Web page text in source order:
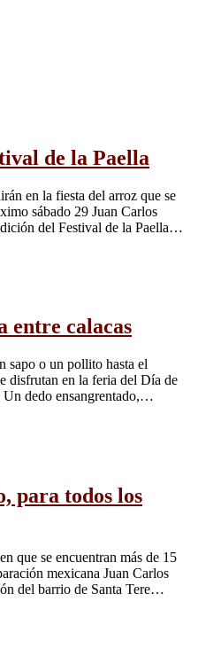
de la Paella
en la fiesta del arroz que se
sábado 29 Juan Carlos
del Festival de la Paella…
entre calacas
sapo o un pollito hasta el
disfrutan en la feria del Día de
dedo ensangrentado,…
para todos los
que se encuentran más de 15
mexicana Juan Carlos
del barrio de Santa Tere…